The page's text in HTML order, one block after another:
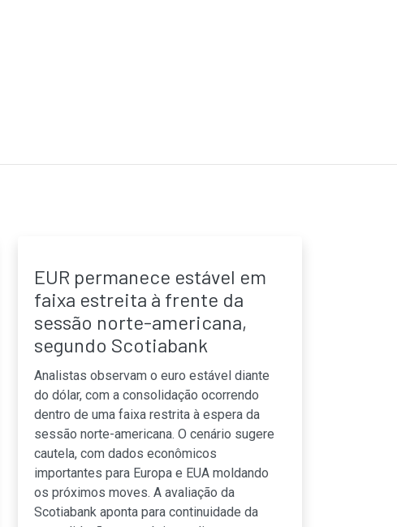
EUR permanece estável em
faixa estreita à frente da
sessão norte-americana,
segundo Scotiabank
Analistas observam o euro estável diante
do dólar, com a consolidação ocorrendo
dentro de uma faixa restrita à espera da
sessão norte-americana. O cenário sugere
cautela, com dados econômicos
importantes para Europa e EUA moldando
os próximos moves. A avaliação da
Scotiabank aponta para continuidade da